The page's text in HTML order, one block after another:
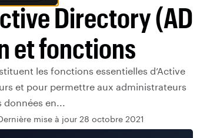
Directory (AD
et fonctions
les fonctions essentielles d’Active
et pour permettre aux administrateurs
données en...
mise à jour 28 octobre 2021